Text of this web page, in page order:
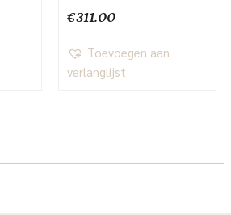
€311.00
Toevoegen aan
verlanglijst